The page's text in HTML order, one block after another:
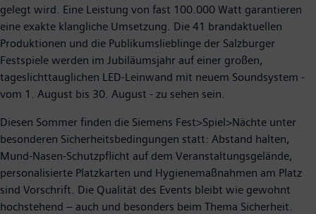
gelegt wird. Eine Leistung von fast 100.000 Watt garantieren
eine exakte klangliche Umsetzung. Die 41 brandaktuellen
Produktionen und die Publikumslieblinge der Salzburger
Festspiele werden im Jubiläumsjahr auf einer großen,
tageslichttauglichen LED-Leinwand mit neuem Soundsystem -
vom 1. August bis 30. August - zu sehen sein.
Diesen Sommer finden die Siemens Fest>Spiel>Nächte unter
besonderen Sicherheitsbedingungen statt: Abstand halten,
Mund-Nasen-Schutzpflicht auf dem Veranstaltungsgelände,
personalisierte Platzkarten und Hygienemaßnahmen am Platz
sind Vorschrift. Die Qualität des Events bleibt wie gewohnt
hochstehend – auch und besonders beim Thema Sicherheit.